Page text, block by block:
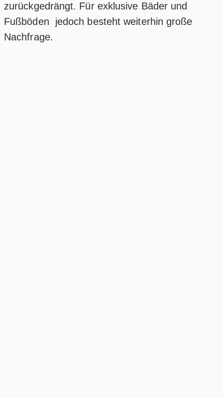
zurückgedrängt. Für exklusive Bäder und
Fußböden jedoch besteht weiterhin große
Nachfrage.